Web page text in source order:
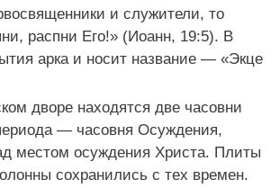
и служители, то
распни Его!» (Иоанн, 19:5). В
арка и носит название — «Экце
дворе находятся две часовни
— часовня Осуждения,
местом осуждения Христа. Плиты
сохранились с тех времен.